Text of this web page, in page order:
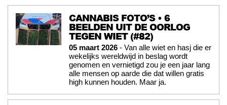
CANNABIS FOTO’S • 6
BEELDEN UIT DE OORLOG
TEGEN WIET (#82)
05 maart 2026 - Van alle wiet en hasj die er
wekelijks wereldwijd in beslag wordt
genomen en vernietigd zou je een jaar lang
alle mensen op aarde die dat willen gratis
high kunnen houden. Maar ja.